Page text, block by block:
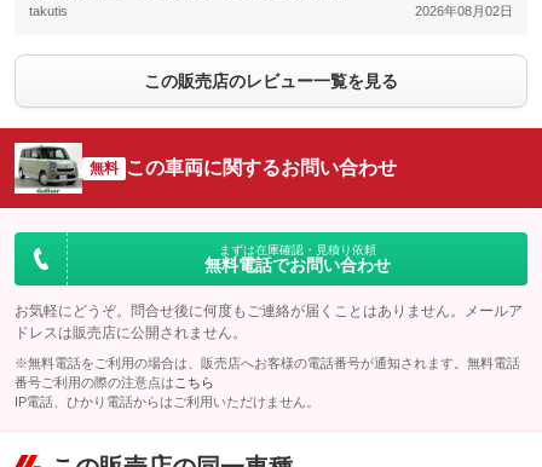
takutis 2026年08月02日
この販売店のレビュー一覧を見る
無料 この車両に関するお問い合わせ
まずは在庫確認・見積り依頼
無料電話でお問い合わせ
お気軽にどうぞ。問合せ後に何度もご連絡が届くことはありません。メールア
ドレスは販売店に公開されません。
※無料電話をご利用の場合は、販売店へお客様の電話番号が通知されます。無料電話
番号ご利用の際の注意点は こちら
IP電話、ひかり電話からはご利用いただけません。